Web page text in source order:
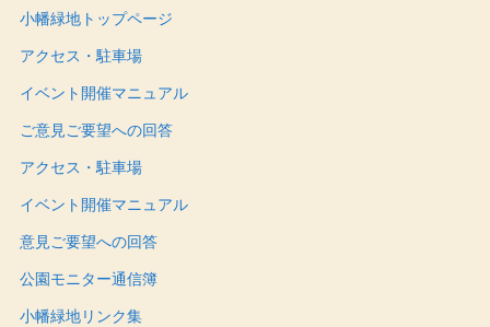
小幡緑地トップページ
アクセス・駐車場
イベント開催マニュアル
ご意見ご要望への回答
アクセス・駐車場
イベント開催マニュアル
意見ご要望への回答
公園モニター通信簿
小幡緑地リンク集